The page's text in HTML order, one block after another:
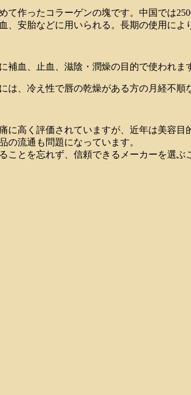
て作ったコラーゲンの塊です。中国では
、安胎などに用いられる。長期の使用に
補血、止血、滋陰・潤燥の目的で使われ
は、冷え性で唇の乾燥がある方の月経不
に高く評価されていますが、近年は美容
の流通も問題になっています。
ことを忘れず、信頼できるメーカーを選